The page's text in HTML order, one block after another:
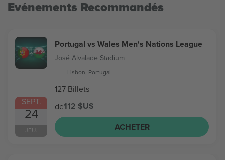
Evénements Recommandés
SEPT.
24
JEU.
Portugal vs Wales Men's Nations League
José Alvalade Stadium
Lisbon, Portugal
127 Billets
de112 $US
ACHETER